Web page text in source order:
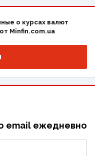
о курсах валют
Minfin.com.ua
email ежедневно